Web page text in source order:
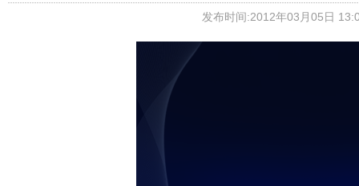
发布时间:2012年03月05日